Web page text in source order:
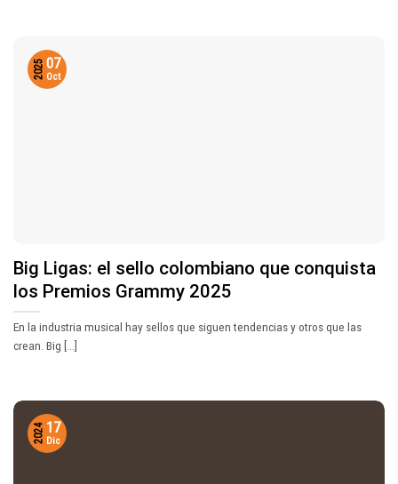
Big Ligas: el sello colombiano que conquista
los Premios Grammy 2025
En la industria musical hay sellos que siguen tendencias y otros que las
crean. Big [...]
07
Oct
2025
17
Dic
2024